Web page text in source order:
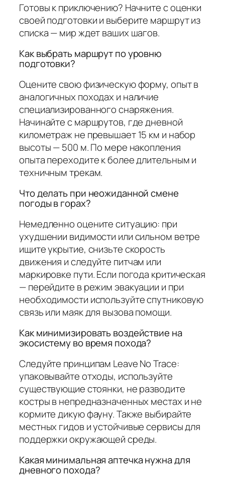
Готовы к приключению? Начните с оценки
своей подготовки и выберите маршрут из
списка — мир ждет ваших шагов.
Как выбрать маршрут по уровню
подготовки?
Оцените свою физическую форму, опыт в
аналогичных походах и наличие
специализированного снаряжения.
Начинайте с маршрутов, где дневной
километраж не превышает 15 км и набор
высоты — 500 м. По мере накопления
опыта переходите к более длительным и
техничным трекам.
Что делать при неожиданной смене
погоды в горах?
Немедленно оцените ситуацию: при
ухудшении видимости или сильном ветре
ищите укрытие, снизьте скорость
движения и следуйте питчам или
маркировке пути. Если погода критическая
— перейдите в режим эвакуации и при
необходимости используйте спутниковую
связь или маяк для вызова помощи.
Как минимизировать воздействие на
экосистему во время похода?
Следуйте принципам Leave No Trace:
упаковывайте отходы, используйте
существующие стоянки, не разводите
костры в непредназначенных местах и не
кормите дикую фауну. Также выбирайте
местных гидов и устойчивые сервисы для
поддержки окружающей среды.
Какая минимальная аптечка нужна для
дневного похода?